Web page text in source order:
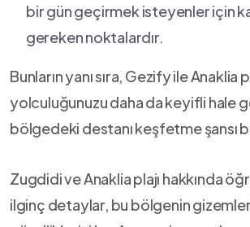
bir ‌gün ‍geçirmek isteyenler için
⁤gereken ⁢noktalardır.
Bunların yanı sıra, Gezify ⁤ile Anaklia⁤
yolculuğunuzu daha da ⁢keyifli hale
bölgedeki destanı keşfetme şansı
Zugdidi ve Anaklia plajı hakkında
ilginç detaylar, bu bölgenin